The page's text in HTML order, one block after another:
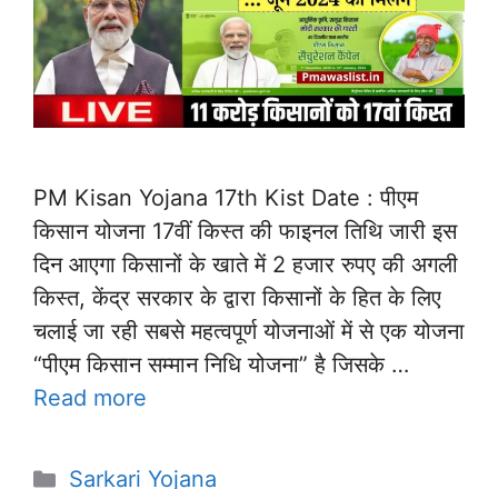
PM Kisan Yojana 17th Kist Date : पीएम
किसान योजना 17वीं किस्त की फाइनल तिथि जारी इस
दिन आएगा किसानों के खाते में 2 हजार रुपए की अगली
किस्त, केंद्र सरकार के द्वारा किसानों के हित के लिए
चलाई जा रही सबसे महत्वपूर्ण योजनाओं में से एक योजना
“पीएम किसान सम्मान निधि योजना” है जिसके …
Read more
Categories
Sarkari Yojana